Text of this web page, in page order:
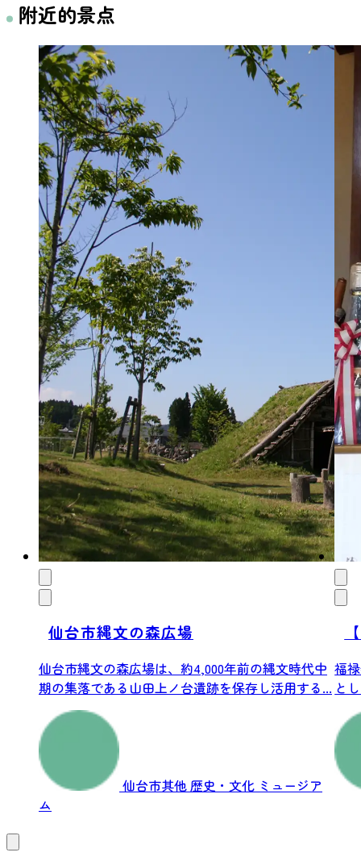
附近的景点
仙台市縄文の森広場
仙台市縄文の森広場は、約4,000年前の縄文時代中
期の集落である山田上ノ台遺跡を保存し活用する...
仙台市其他歴史・文化 ミュージア
ム
福
と
す